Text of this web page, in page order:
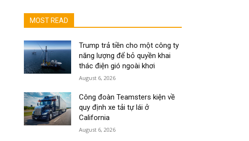
MOST READ
Trump trả tiền cho một công ty
năng lượng để bỏ quyền khai
thác điện gió ngoài khơi
August 6, 2026
Công đoàn Teamsters kiện về
quy định xe tải tự lái ở
California
August 6, 2026